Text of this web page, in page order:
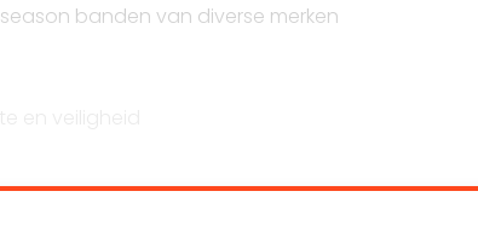
banden van diverse merken